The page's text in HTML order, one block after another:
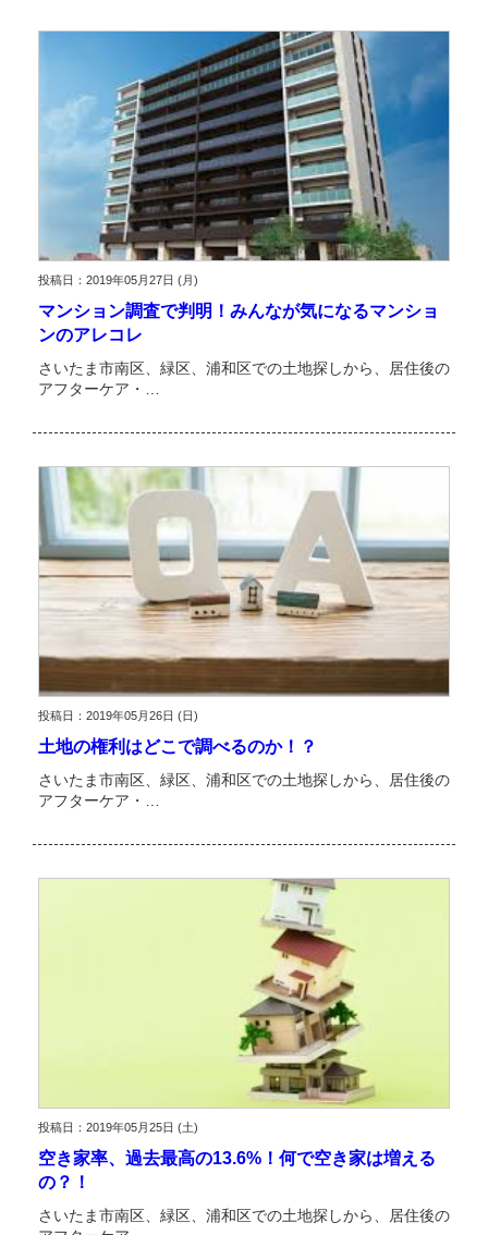
投稿日：2019年05月27日 (月)
マンション調査で判明！みんなが気になるマンショ
ンのアレコレ
さいたま市南区、緑区、浦和区での土地探しから、居住後の
アフターケア・…
投稿日：2019年05月26日 (日)
土地の権利はどこで調べるのか！？
さいたま市南区、緑区、浦和区での土地探しから、居住後の
アフターケア・…
投稿日：2019年05月25日 (土)
空き家率、過去最高の13.6%！何で空き家は増える
の？！
さいたま市南区、緑区、浦和区での土地探しから、居住後の